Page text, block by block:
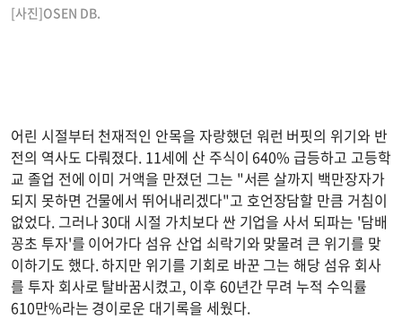
[사진]OSEN DB.
어린 시절부터 천재적인 안목을 자랑했던 워런 버핏의 위기와 반
전의 역사도 다뤄졌다. 11세에 산 주식이 640% 급등하고 고등학
교 졸업 전에 이미 거액을 만졌던 그는 "서른 살까지 백만장자가
되지 못하면 건물에서 뛰어내리겠다"고 호언장담할 만큼 거침이
없었다. 그러나 30대 시절 가치보다 싼 기업을 사서 되파는 '담배
꽁초 투자'를 이어가다 섬유 산업 쇠락기와 맞물려 큰 위기를 맞
이하기도 했다. 하지만 위기를 기회로 바꾼 그는 해당 섬유 회사
를 투자 회사로 탈바꿈시켰고, 이후 60년간 무려 누적 수익률
610만%라는 경이로운 대기록을 세웠다.